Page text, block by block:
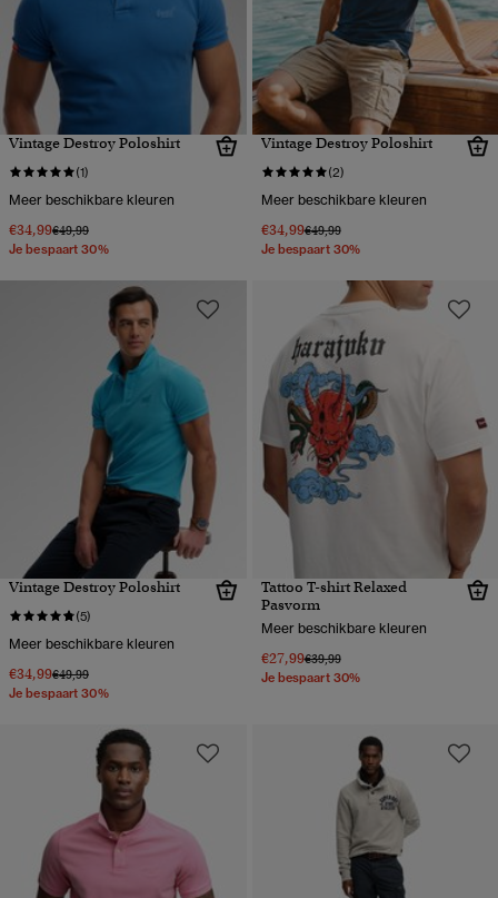
Vintage Destroy Poloshirt
(1)
Meer beschikbare kleuren
€34,99Prijs verlaagd van
€49,99naar
Je bespaart 30%
Vintage Destroy Poloshirt
(2)
Meer beschikbare kleuren
€34,99Prijs verlaagd van
€49,99naar
Je bespaart 30%
Vintage Destroy Poloshirt
(5)
Meer beschikbare kleuren
€34,99Prijs verlaagd van
€49,99naar
Je bespaart 30%
Tattoo T-shirt Relaxed
Pasvorm
Meer beschikbare kleuren
€27,99Prijs verlaagd van
€39,99naar
Je bespaart 30%